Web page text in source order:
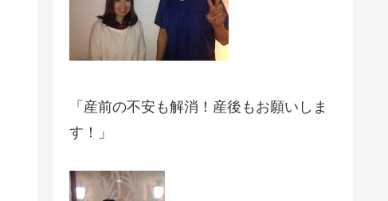
「産前の不安も解消！産後もお願いしま
す！」